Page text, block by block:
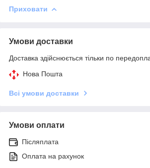
Приховати
Умови доставки
Доставка здійснюється тільки по
Нова Пошта
Всі умови доставки
Умови оплати
Післяплата
Оплата на рахунок